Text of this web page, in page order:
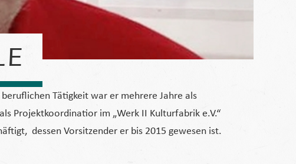
Tätigkeit war er mehrere Jahre als
Projektkoordinatior im „Werk II Kulturfabrik e.V.“
dessen Vorsitzender er bis 2015 gewesen ist.